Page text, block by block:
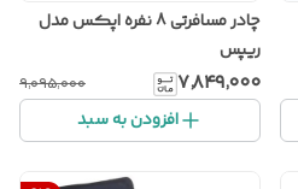
چادر مسافرتی 8 نفره اپکس مدل
ریپس
۷٬۸۴۹٬۰۰۰ ۹٬۰۹۵٬۰۰۰
افزودن به سبد